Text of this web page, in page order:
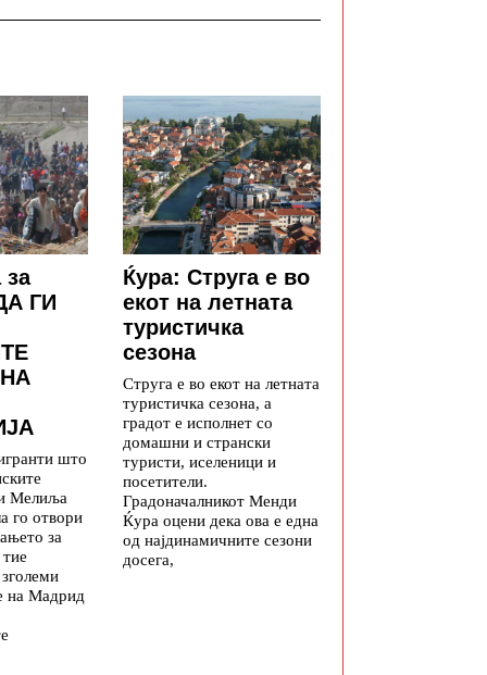
ГИ
што
Мелиља
го отвори
за
на Мадрид
Ќура: Струга е во
екот на летната
туристичка
сезона
Струга е во екот на летната
туристичка сезона, а
градот е исполнет со
домашни и странски
туристи, иселеници и
посетители.
Градоначалникот Менди
Ќура оцени дека ова е една
од најдинамичните сезони
досега,